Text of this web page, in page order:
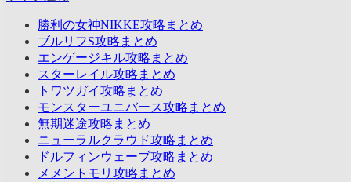
勝利の女神NIKKE攻略まとめ
ブルリフS攻略まとめ
エンゲージキル攻略まとめ
スターレイル攻略まとめ
トワツガイ攻略まとめ
モンスターユニバース攻略まとめ
無期迷途攻略まとめ
ニューラルクラウド攻略まとめ
ドルフィンウェーブ攻略まとめ
メメントモリ攻略まとめ